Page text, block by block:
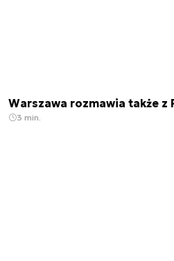
Warszawa rozmawia także z
3 min.